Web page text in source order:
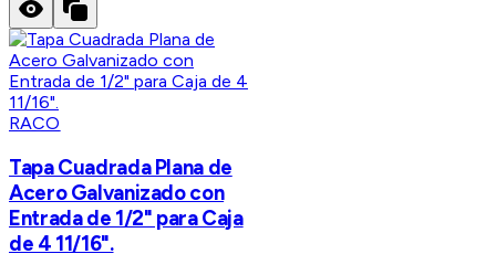
RACO
Tapa Cuadrada Plana de
Acero Galvanizado con
Entrada de 1/2" para Caja
de 4 11/16".